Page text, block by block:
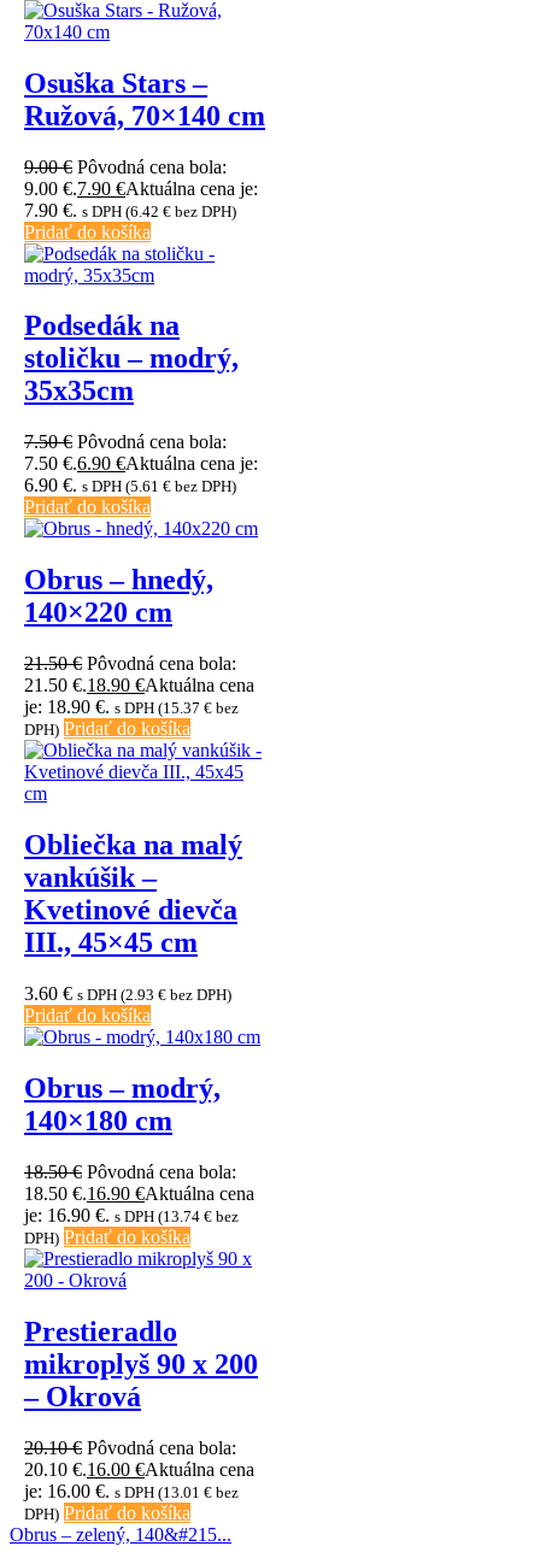
Osuška Stars –
Ružová, 70×140 cm
9.00€ Pôvodná cena bola:
9.00 €.7.90 €Aktuálna cena je:
7.90 €. s DPH (6.42 € bez DPH)
Pridať do košíka
Podsedák na
stoličku – modrý,
35x35cm
7.50€ Pôvodná cena bola:
7.50 €.6.90 €Aktuálna cena je:
6.90 €. s DPH (5.61 € bez DPH)
Pridať do košíka
Obrus – hnedý,
140×220 cm
21.50€ Pôvodná cena bola:
21.50 €.18.90 €Aktuálna cena
je: 18.90 €. s DPH (15.37 € bez
DPH) Pridať do košíka
Obliečka na malý
vankúšik –
Kvetinové dievča
III., 45×45 cm
3.60 € s DPH (2.93 € bez DPH)
Pridať do košíka
Obrus – modrý,
140×180 cm
18.50€ Pôvodná cena bola:
18.50 €.16.90 €Aktuálna cena
je: 16.90 €. s DPH (13.74 € bez
DPH) Pridať do košíka
Prestieradlo
mikroplyš 90 x 200
– Okrová
20.10€ Pôvodná cena bola:
20.10 €.16.00 €Aktuálna cena
je: 16.00 €. s DPH (13.01 € bez
DPH) Pridať do košíka
Obrus – zelený, 140&#215...